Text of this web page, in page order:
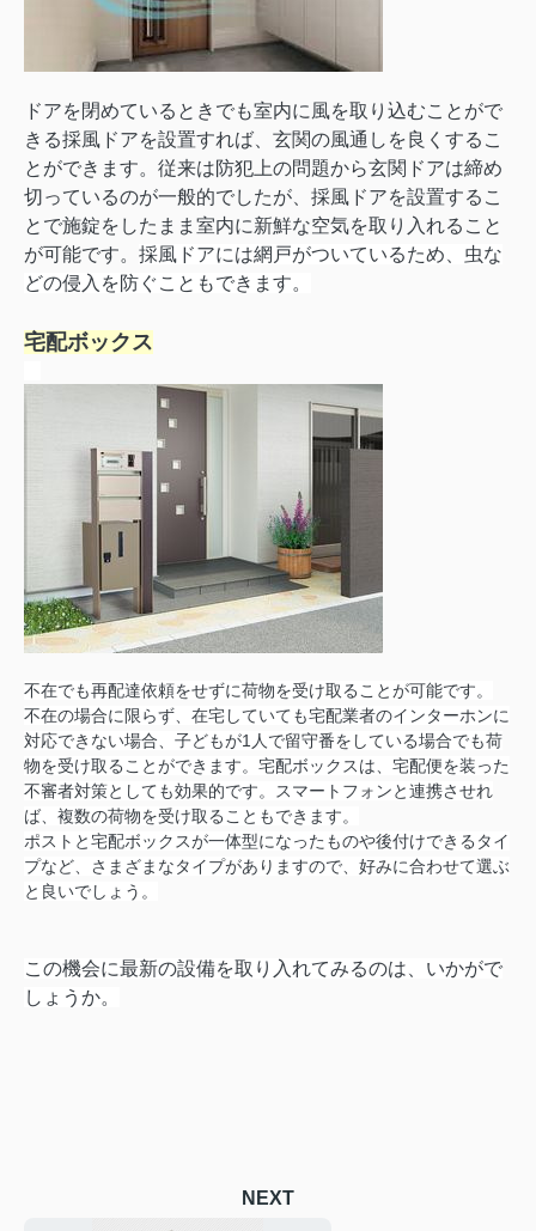
ドアを閉めているときでも室内に風を取り込むことがで
きる採風ドアを設置すれば、玄関の風通しを良くするこ
とができます。従来は防犯上の問題から玄関ドアは締め
切っているのが一般的でしたが、採風ドアを設置するこ
とで施錠をしたまま室内に新鮮な空気を取り入れること
が可能です。 採風ドアには網戸がついているため、虫な
どの侵入を防ぐこともできます。
宅配ボックス
不在でも再配達依頼をせずに荷物を受け取ることが可能です。
不在の場合に限らず、在宅していても宅配業者のインターホンに
対応できない場合、子どもが1人で留守番をしている場合でも荷
物を受け取ることができます。宅配ボックスは、宅配便を装った
不審者対策としても効果的です。スマートフォンと連携させれ
ば、複数の荷物を受け取ることもできます。
ポストと宅配ボックスが一体型になったものや後付けできるタイ
プなど、さまざまなタイプがありますので、好みに合わせて選ぶ
と良いでしょう。
この機会に最新の設備を取り入れてみるのは、いかがで
しょうか。
NEXT